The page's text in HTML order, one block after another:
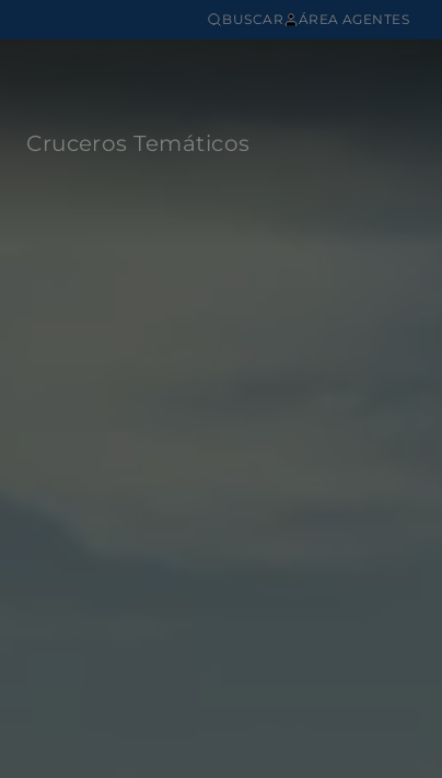
BUSCAR ÁREA AGENTES
Cruceros Temáticos